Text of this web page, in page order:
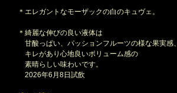
＊エレガントなモーザックの白のキュヴェ。
＊綺麗な伸びの良い液体は
甘酸っぱい、パッションフルーツの様な果実感、
キレがあり心地良いボリューム感の
素晴らしい味わいです。
2026年6月8日試飲